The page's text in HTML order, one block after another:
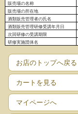
販売場の名称
販売場の所在地
酒類販売管理者の氏名
酒類販売管理研修受講年月日
次回研修の受講期限
研修実施団体名
お店のトップへ戻る
カートを見る
マイページへ